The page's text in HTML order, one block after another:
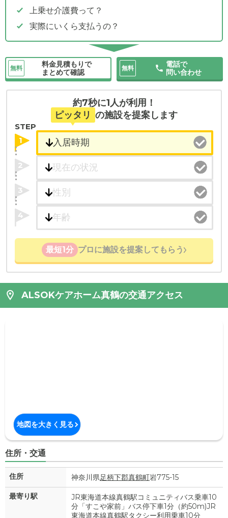
上乗せ介護費って？
実際にいくら支払うの？
無料
料金見積もりで
まとめて確認
無料
電話で
問い合わせ
約7秒に1人が利用！
ピッタリ の施設を提案します
STEP
1
2
3
4
最短1分 プロに施設を提案してもらう
ALSOKケアホーム真鶴の交通アクセス
地図を大きく見る
住所・交通
住所 神奈川県足柄下郡真鶴町岩775-15
最寄り駅
JR東海道本線真鶴駅コミュニティバス乗車10
分「すこや家前」バス停下車1分（約50m)JR
東海道本線真鶴駅タクシー利用乗車10分